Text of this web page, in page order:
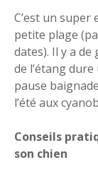
C’est un
petite plage
dates). Il y a
de l’étang
pause
l’été aux
Conseils
son chien